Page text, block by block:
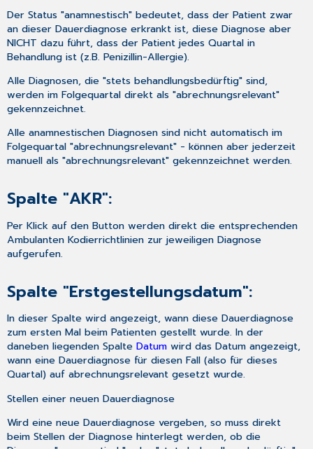
Der Status "anamnestisch" bedeutet, dass der Patient zwar
an dieser Dauerdiagnose erkrankt ist, diese Diagnose aber
NICHT dazu führt, dass der Patient jedes Quartal in
Behandlung ist (z.B. Penizillin-Allergie).
Alle Diagnosen, die "stets behandlungsbedürftig" sind,
werden im Folgequartal direkt als "abrechnungsrelevant"
gekennzeichnet.
Alle anamnestischen Diagnosen sind nicht automatisch im
Folgequartal "abrechnungsrelevant" - können aber jederzeit
manuell als "abrechnungsrelevant" gekennzeichnet werden.
Spalte "AKR":
Per Klick auf den Button werden direkt die entsprechenden
Ambulanten Kodierrichtlinien zur jeweiligen Diagnose
aufgerufen.
Spalte "Erstgestellungsdatum":
In dieser Spalte wird angezeigt, wann diese Dauerdiagnose
zum ersten Mal beim Patienten gestellt wurde. In der
daneben liegenden SpalteDatum wird das Datum angezeigt,
wann eine Dauerdiagnose für diesen Fall (also für dieses
Quartal) auf abrechnungsrelevant gesetzt wurde.
Stellen einer neuen Dauerdiagnose
Wird eine neue Dauerdiagnose vergeben, so muss direkt
beim Stellen der Diagnose hinterlegt werden, ob die